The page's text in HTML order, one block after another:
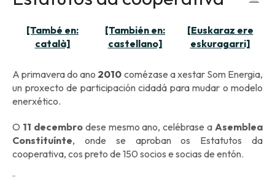
[També en:
català]
[También en:
castellano]
[Euskaraz ere
eskuragarri]
A primavera do ano 2010 comézase a xestar Som Energia,
un proxecto de participación cidadá para mudar o modelo
enerxético.
O 11 decembrodese mesmo ano, celébrase a Asemblea
Constituínte, onde se aproban os Estatutos da
cooperativa, cos preto de 150 socios e socias de entón.